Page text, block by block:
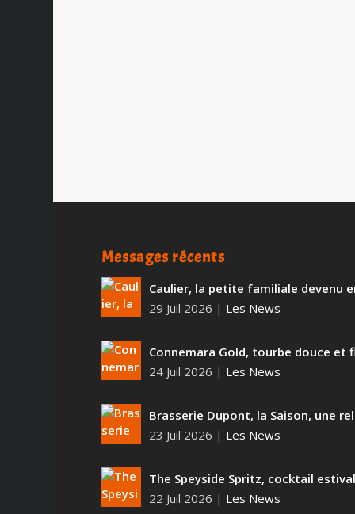
Messages récents
Caulier, la petite familiale devenu
29 Juil 2026 | Les News
Connemara Gold, tourbe douce et
24 Juil 2026 | Les News
Brasserie Dupont, la Saison, une
23 Juil 2026 | Les News
The Speyside Spritz, cocktail
22 Juil 2026 | Les News